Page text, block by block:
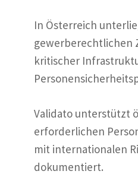
In Österreich
gewerberechtlichen
kritischer
Validato unterstützt
erforderlichen
mit internationalen
dokumentiert.